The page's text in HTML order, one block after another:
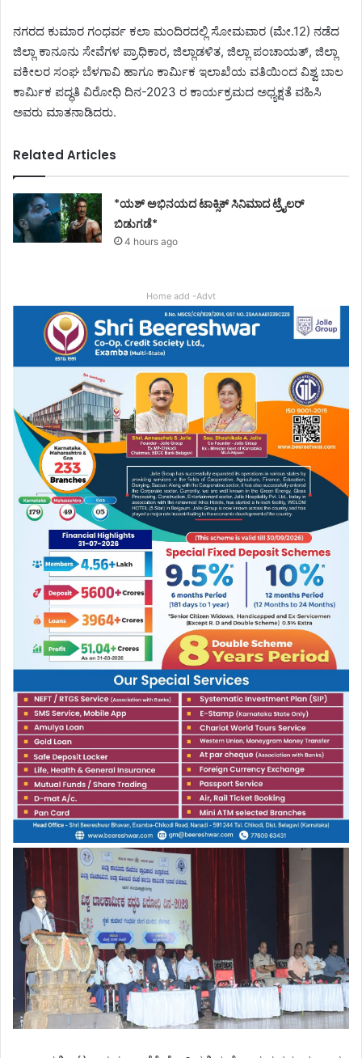
ನಗರದ ಕುಮಾರ ಗಂಧರ್ವ ಕಲಾ ಮಂದಿರದಲ್ಲಿ ಸೋಮವಾರ (ಮೇ.12) ನಡೆದ
ಜಿಲ್ಲಾ ಕಾನೂನು ಸೇವೆಗಳ ಪ್ರಾಧಿಕಾರ, ಜಿಲ್ಲಾಡಳಿತ, ಜಿಲ್ಲಾ ಪಂಚಾಯತ್, ಜಿಲ್ಲಾ
ವಕೀಲರ ಸಂಘ ಬೆಳಗಾವಿ ಹಾಗೂ ಕಾರ್ಮಿಕ ಇಲಾಖೆಯ ವತಿಯಿಂದ ವಿಶ್ವ ಬಾಲ
ಕಾರ್ಮಿಕ ಪದ್ಧತಿ ವಿರೋಧಿ ದಿನ-2023 ರ ಕಾರ್ಯಕ್ರಮದ ಅಧ್ಯಕ್ಷತೆ ವಹಿಸಿ
ಅವರು ಮಾತನಾಡಿದರು.
Related Articles
*ಯಶ್ ಅಭಿನಯದ ಟಾಕ್ಸಿಕ್ ಸಿನಿಮಾದ ಟ್ರೈಲರ್
ಬಿಡುಗಡೆ*
4 hours ago
Home add -Advt